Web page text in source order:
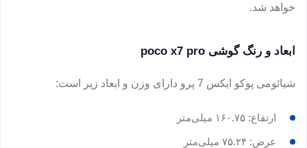
خواهد شد.
ابعاد و رنگ گوشی poco x7 pro
شیائومی پوکو ایکس 7 پرو دارای وزن و ابعاد زیر است:
ارتفاع: ۱۶۰.۷۵ میلی‌متر
عرض: ۷۵.۲۴ میلی‌متر